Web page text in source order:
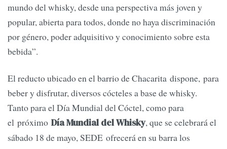
mundo del whisky, desde una perspectiva más joven y
popular, abierta para todos, donde no haya discriminación
por género, poder adquisitivo y conocimiento sobre esta
bebida”.
El reducto ubicado en el barrio de Chacarita dispone, para
beber y disfrutar, diversos cócteles a base de whisky.
Tanto para el Día Mundial del Cóctel, como para
el próximo Día Mundial del Whisky, que se celebrará el
sábado 18 de mayo, SEDE ofrecerá en su barra los